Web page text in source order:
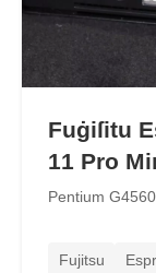
Fuġiſitu
11 Pro
Pentium
Fujitsu